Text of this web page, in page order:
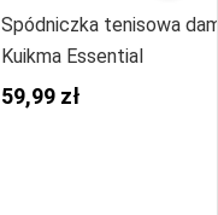
Spódniczka tenisowa
Kuikma Essential
59,99 zł